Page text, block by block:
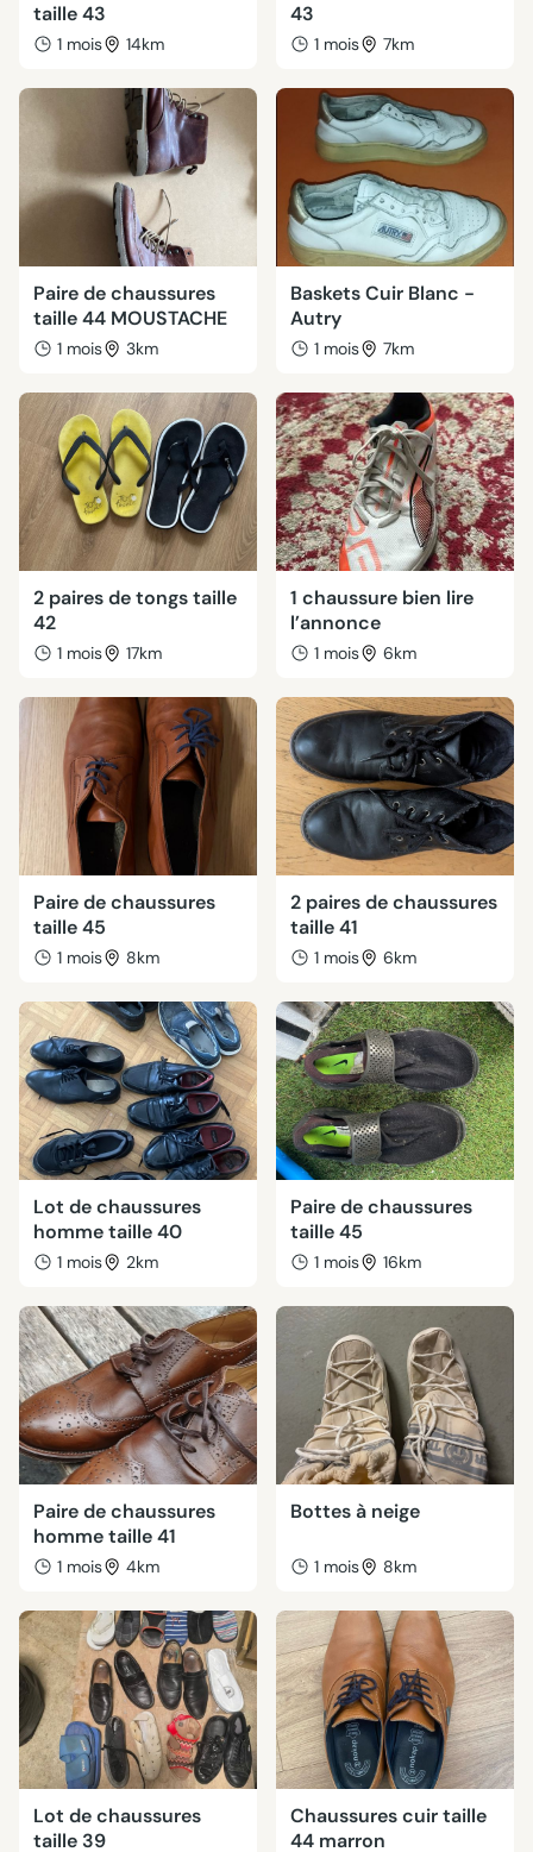
taille 43
1 mois 14km
43
1 mois 7km
Paire de chaussures
taille 44 MOUSTACHE
1 mois 3km
Baskets Cuir Blanc -
Autry
1 mois 7km
2 paires de tongs taille
42
1 mois 17km
1 chaussure bien lire
l’annonce
1 mois 6km
Paire de chaussures
taille 45
1 mois 8km
2 paires de chaussures
taille 41
1 mois 6km
Lot de chaussures
homme taille 40
1 mois 2km
Paire de chaussures
taille 45
1 mois 16km
Paire de chaussures
homme taille 41
1 mois 4km
Bottes à neige
1 mois 8km
Lot de chaussures
taille 39
Chaussures cuir taille
44 marron